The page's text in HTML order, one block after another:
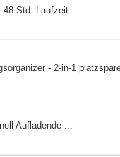
Std. Laufzeit ...
- 2-in-1
Aufladende ...